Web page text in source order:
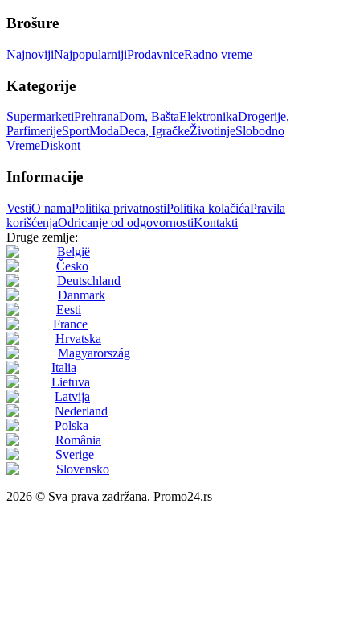
Brošure
NajnovijiNajpopularnijiProdavniceRadno vreme
Kategorije
SupermarketiPrehranaDom, BaštaElektronikaDrogerije,
ParfimerijeSportModaDeca, IgračkeŽivotinjeSlobodno
VremeDiskont
Informacije
VestiO namaPolitika privatnostiPolitika kolačićaPravila
korišćenjaOdricanje od odgovornostiKontakti
Druge zemlje:
België
Česko
Deutschland
Danmark
Eesti
France
Hrvatska
Magyarország
Italia
Lietuva
Latvija
Nederland
Polska
România
Sverige
Slovensko
2026 © Sva prava zadržana. Promo24.rs